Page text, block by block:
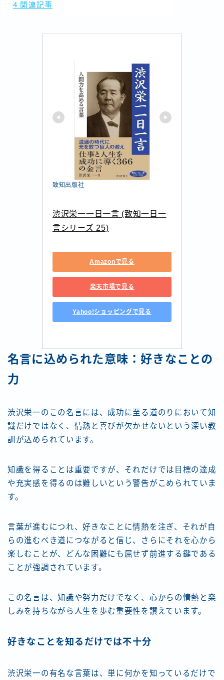
4 関連記事
致知出版社
渋沢栄一一日一言 (致知一日一
言シリーズ 25)
Amazonで見る
楽天市場で見る
Yahoo!ショッピングで見る
名言に込められた意味：好きなことの
力
渋沢栄一のこの名言には、成功に至る道のりにおいて知
識だけではなく、情熱と喜びが欠かせないという深い教
訓が込められています。
知識を得ることは重要ですが、それだけでは目標の達成
や充実感を得るのは難しいという警告がこめられていま
す。
言葉が進むにつれ、好きなことに情熱を注ぎ、それが自
らの進むべき道につながると信じ、さらにそれを心から
楽しむことが、どんな困難にも屈せず前進する鍵である
ことが強調されています。
この名言は、知識や努力だけでなく、心からの情熱と楽
しみを持ちながら人生を歩む重要性を讃えています。
好きなことを知るだけでは不十分
渋沢栄一の有名な言葉は、単に何かを知っているだけで